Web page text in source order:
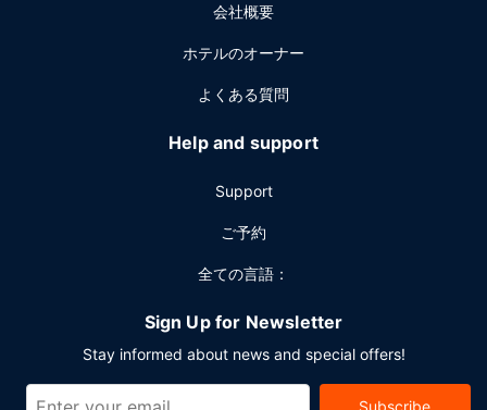
ビジネスセンター、ロビーでの新聞サービス (無料)、ドライ
このホテル には、38 のミーティングルームがあり、各種イ
ベントにご利用いただけます。敷地内にはセルフパーキング
(有料) が備わっています。
会社概要
ホテルのオーナー
よくある質問
Help and support
Support
ご予約
全ての言語：
Sign Up for Newsletter
Stay informed about news and special offers!
Subscribe